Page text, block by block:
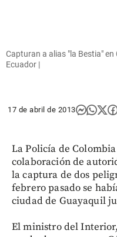
Capturan a alias "la Bestia"
Ecuador |
17 de abril de 2013
La Policía de
colaboración de
la captura de dos
febrero pasado se
ciudad de Guayaquil
El ministro del